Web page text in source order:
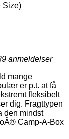
Size)
anmeldelser
mange
er p.t. at få
fleksibelt
dig. Fragttypen
den mindst
Camp-A-Box